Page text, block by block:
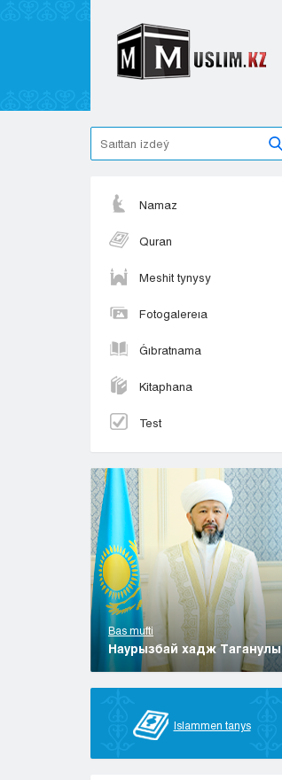
Namaz
Quran
Meshit tynysy
Fotogalereıa
Ǵıbratnama
Kitaphana
Test
Bas mufti
Наурызбай хадж Таганулы
Islammen tanys